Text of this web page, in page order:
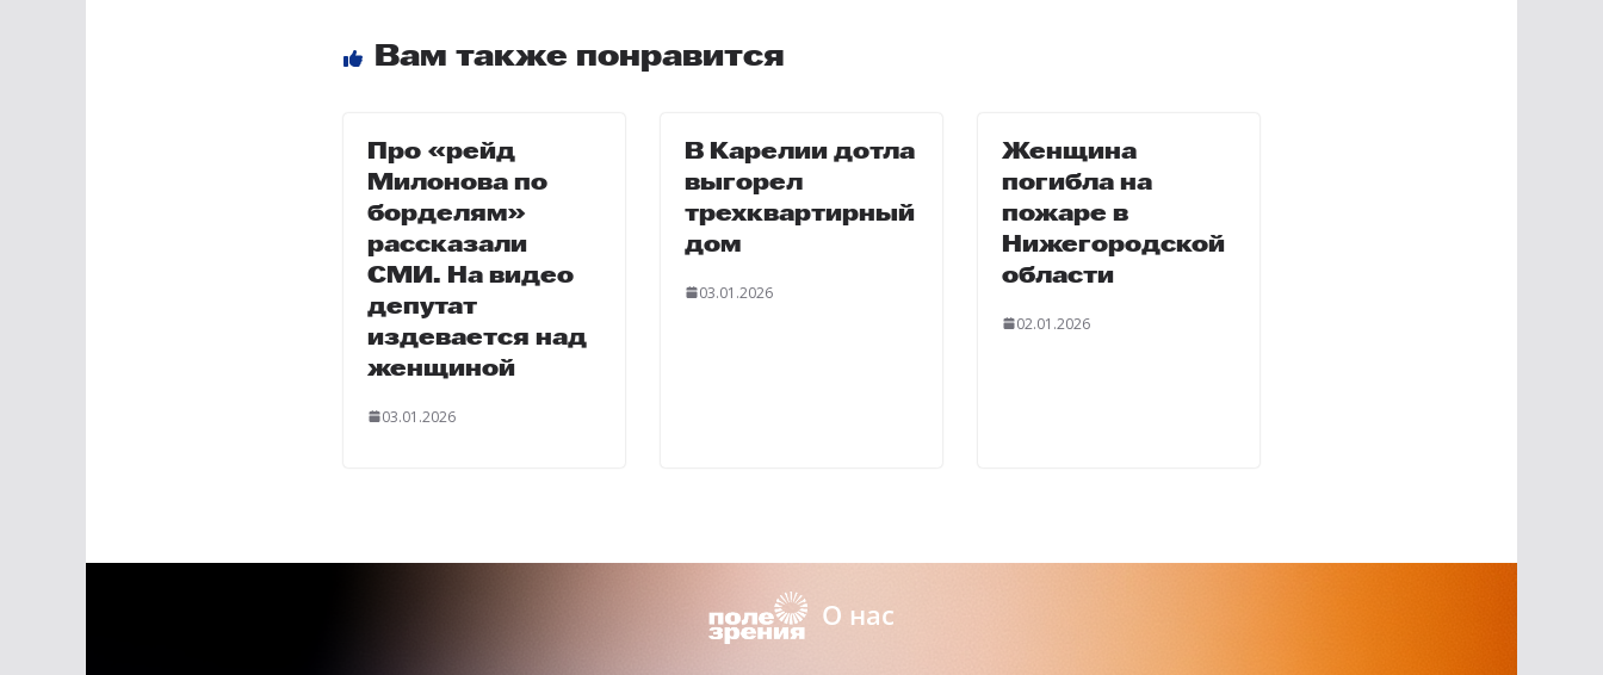
Вам также понравится
Про «рейд
Милонова по
борделям»
рассказали
СМИ. На видео
депутат
издевается над
женщиной
03.01.2026
В Карелии дотла
выгорел
трехквартирный
дом
03.01.2026
Женщина
погибла на
пожаре в
Нижегородской
области
02.01.2026
О нас